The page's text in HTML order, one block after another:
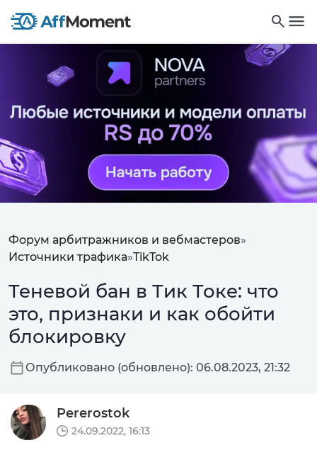
Форум арбитражников и вебмастеров»
Источники трафика»TikTok
Теневой бан в Тик Токе: что
это, признаки и как обойти
блокировку
Опубликовано (обновлено): 06.08.2023, 21:32
Pererostok
24.09.2022, 16:13